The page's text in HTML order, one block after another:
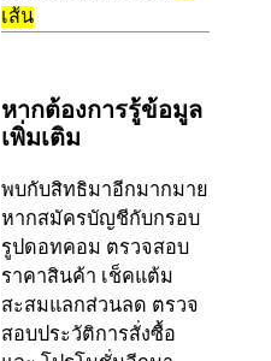
เส้น
หากต้องการรู้ข้อมูล
เพิ่มเติม
พบกับสิทธิมาอีกมากมาย
หากสมัครบัญชีกับกรอบ
รูปดอทคอม ตรวจสอบ
ราคาสินค้า เช็คแต้ม
สะสมแลกส่วนลด ตรวจ
สอบประวัติการสั่งซื้อ